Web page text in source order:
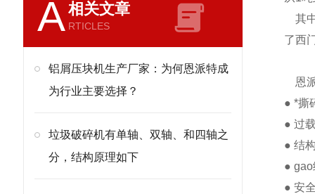
A相关文章
RTICLES
铝屑压块机生产厂家：为何恩派特成
为行业主要选择？
垃圾破碎机有单轴、双轴、和四轴之
分，结构原理如下
其
了西
恩
● *撕
● 过
● 结
●
● 安